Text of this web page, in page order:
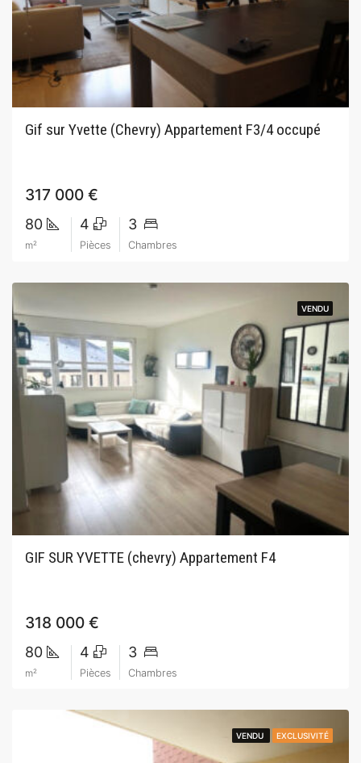
Gif sur Yvette (Chevry) Appartement F3/4 occupé
317 000 €
80
m²
4
Pièces
3
Chambres
VENDU
VENDU
GIF SUR YVETTE (chevry) Appartement F4
318 000 €
80
m²
4
Pièces
3
Chambres
VENDU EXCLUSIVITÉ
VENDU EXCLUSIVITÉ